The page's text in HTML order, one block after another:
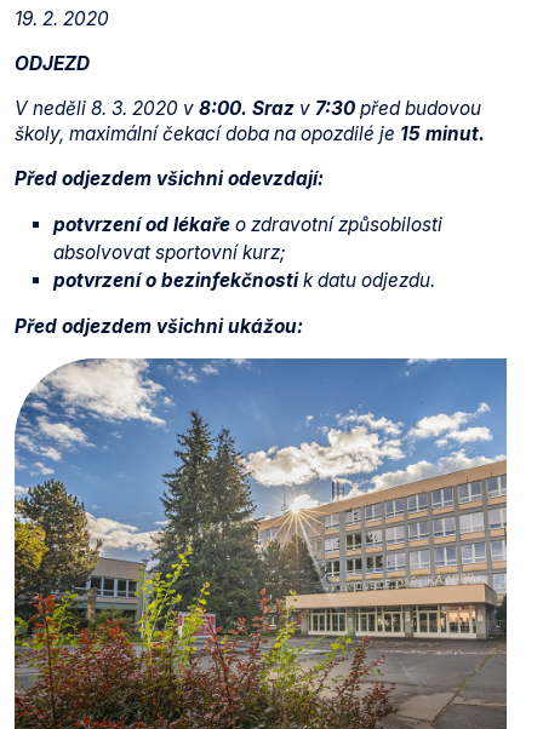
19. 2. 2020
ODJEZD
V neděli 8. 3. 2020 v 8:00. Sraz v 7:30 před budovou
školy, maximální čekací doba na opozdilé je 15 minut.
Před odjezdem všichni odevzdají:
potvrzení od lékaře o zdravotní způsobilosti
absolvovat sportovní kurz;
potvrzení o bezinfekčnostik datu odjezdu.
Před odjezdem všichni ukážou: